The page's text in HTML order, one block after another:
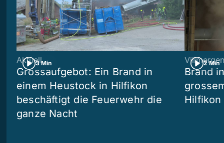
3 Min
Aktuell
Grossaufgebot: Ein Brand in
einem Heustock in Hilfikon
beschäftigt die Feuerwehr die
ganze Nacht
2 Min
Villmergen
Brand
Hilfikon